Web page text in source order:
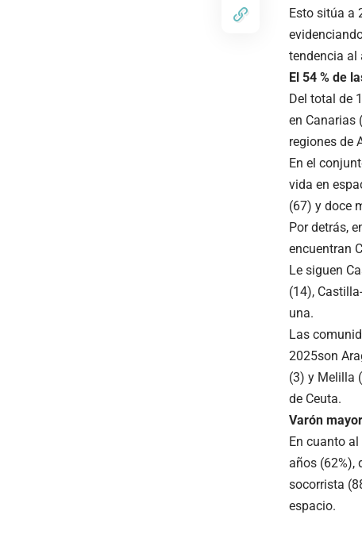
Esto sitúa a
tendencia al
El 54 % de
Del total de
en Canarias
regiones de
En el
vida en
(67) y doce
Por detrás,
encuentran
Le siguen
(14),
una.
Las
2025son
(3) y Melilla
de Ceuta.
Varón
En cuanto
años (62%),
socorrista
espacio.